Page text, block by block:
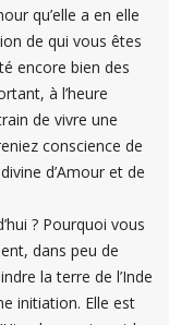
qu’elle a en elle
de qui vous êtes
encore bien des
à l’heure
de vivre une
conscience de
d’Amour et de
? Pourquoi vous
dans peu de
la terre de l’Inde
initiation. Elle est